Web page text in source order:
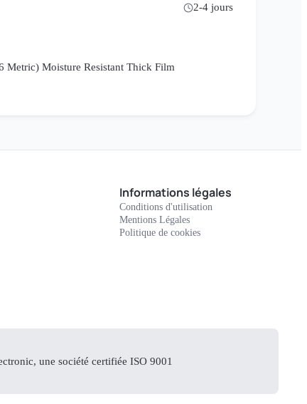
2-4 jours
Metric) Moisture Resistant Thick Film
Informations légales
Conditions d'utilisation
Mentions Légales
Politique de cookies
une société certifiée ISO 9001